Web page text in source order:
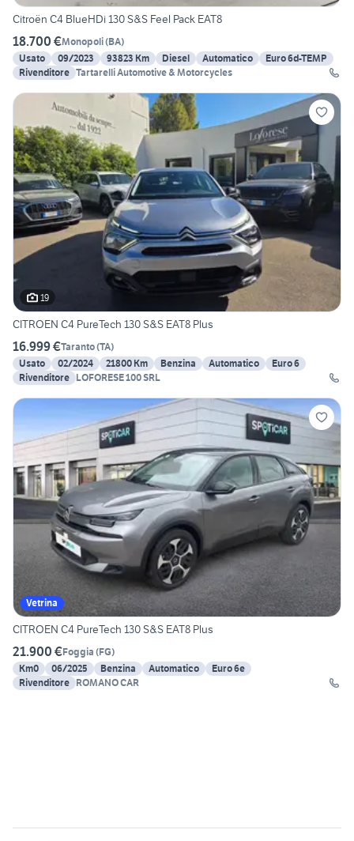
Citroën C4 BlueHDi 130 S&S Feel Pack EAT8
18.700 €Monopoli(BA)
Usato
09/2023 93823 Km Diesel Automatico
Euro 6d-TEMP
Rivenditore Tartarelli Automotive & Motorcycles
19
CITROEN C4 PureTech 130 S&S EAT8 Plus
16.999 €Taranto(TA)
Usato
02/2024 21800 Km Benzina Automatico
Euro 6
Rivenditore LOFORESE 100 SRL
Vetrina
CITROEN C4 PureTech 130 S&S EAT8 Plus
21.900 €Foggia (FG)
Km0
06/2025 Benzina Automatico
Euro 6e
Rivenditore ROMANO CAR